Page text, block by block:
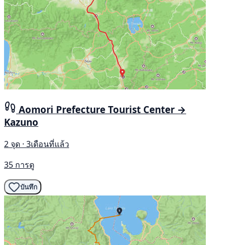
Aomori Prefecture Tourist Center →
Kazuno
2 จุด · 3เดือนที่แล้ว
35 การดู
บันทึก